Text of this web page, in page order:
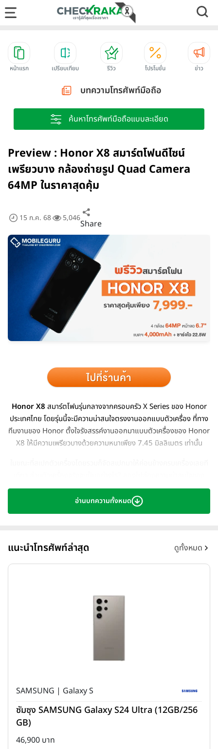
หน้าแรก เปรียบเทียบ รีวิว โปรโมชั่น ข่าว
บทความโทรศัพท์มือถือ
ค้นหาโทรศัพท์มือถือแบบละเอียด
Preview : Honor X8 สมาร์ตโฟนดีไซน์
เพรียวบาง กล้องถ่ายรูป Quad Camera
64MP ในราคาสุดคุ้ม
15 ก.ค. 68 5,046Share
Honor X8 สมาร์ตโฟนรุ่นกลางจากครอบครัว X Series ของ Honor
ประเทศไทย โดยรุ่นนี้จะมีความน่าสนใจตรงงานออกแบบตัวเครื่อง ที่ทาง
ทีมงานของ Honor ตั้งใจรังสรรค์งานออกมาแบบตัวเครื่องของ Honor
X8 ให้มีความเพรียวบางด้วยความหนาเพียง 7.45 มิลลิเมตร เท่านั้น
Honor X8 พร้อมกันด้านล่างได้เลยครับ
Design (งานออกแบบ)
7.45 มิลลิเมตร สูง 163.4 มิลลิเมตร กว้าง 74.7 มิลลิเมตร และมีน้ำ
หนักตัวเครื่องรวม 177 กรัม ด้านหน้ามีหน้าจอแสดงผล LCD ขนาด 6.7
อ่านบทความทั้งหมด
แนะนำโทรศัพท์ล่าสุด ดูทั้งหมด
SAMSUNG | Galaxy S
ซัมซุง SAMSUNG Galaxy S24 Ultra (12GB/256
GB)
46,900 บาท